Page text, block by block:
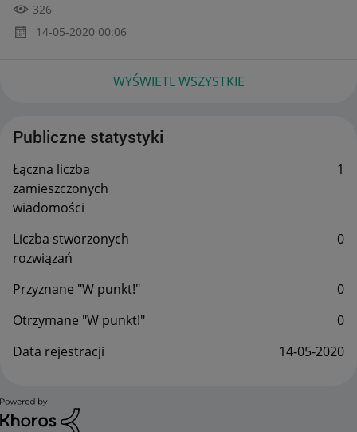
326
‎14-05-2020 00:06
WYŚWIETL WSZYSTKIE
Publiczne statystyki
Łączna liczba
zamieszczonych
wiadomości
1
Liczba stworzonych
rozwiązań
0
Przyznane "W punkt!"
0
Otrzymane "W punkt!"
0
Data rejestracji
‎14-05-2020